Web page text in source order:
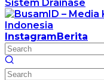
Sistem Drainase
InstagramBerita